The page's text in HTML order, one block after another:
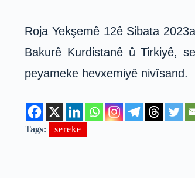
Roja Yekşemê 12ê Sibata
Bakurê Kurdistanê û Tirkiyê,
peyameke hevxemiyê nivîsand.
Tags: sereke